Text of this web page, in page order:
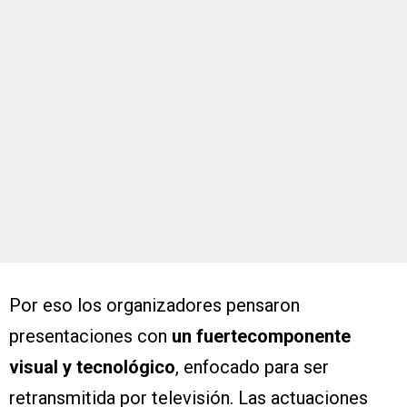
Por eso los organizadores pensaron
presentaciones con un fuertecomponente
visual y tecnológico, enfocado para ser
retransmitida por televisión. Las actuaciones